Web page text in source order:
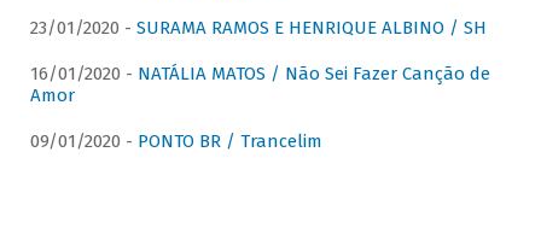
23/01/2020 - SURAMA RAMOS E HENRIQUE ALBINO / SH
16/01/2020 - NATÁLIA MATOS / Não Sei Fazer Canção de
Amor
09/01/2020 - PONTO BR / Trancelim